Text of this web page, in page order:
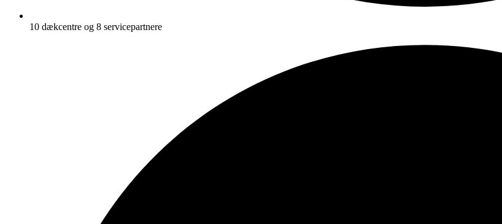
10 dækcentre og 8 servicepartnere